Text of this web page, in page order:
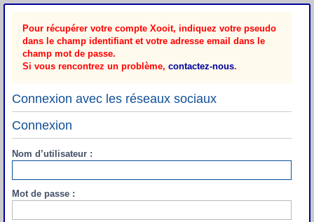
Pour récupérer votre compte Xooit, indiquez votre pseudo
dans le champ identifiant et votre adresse email dans le
champ mot de passe.
Si vous rencontrez un problème, contactez-nous.
Connexion avec les réseaux sociaux
Connexion
Nom d’utilisateur :
Mot de passe :